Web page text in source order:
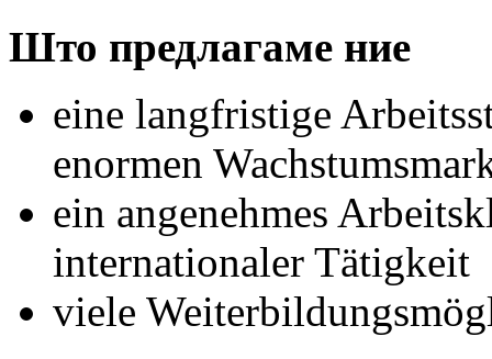
Што предлагаме ние
eine langfristige
enormen
ein angenehmes
internationaler Tätigkeit
viele